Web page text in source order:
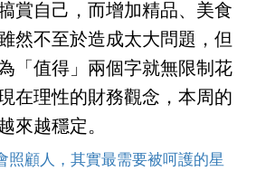
賞自己，而增加精品、美食
然不至於造成太大問題，但
「值得」兩個字就無限制花
在理性的財務觀念，本周的
來越穩定。
照顧人，其實最需要被呵護的星